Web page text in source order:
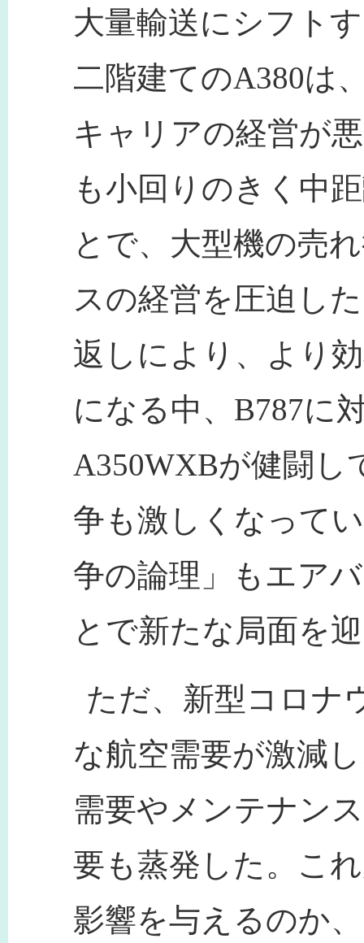
大量輸送にシフト
二階建てのA380は
キャリアの経営が
も小回りのきく中
とで、大型機の売
スの経営を圧迫し
返しにより、より
になる中、B787に
A350WXBが健闘し
争も激しくなって
争の論理」もエア
とで新たな局面を
ただ、新型コロナ
な航空需要が激減
需要やメンテナン
要も蒸発した。こ
影響を与えるのか